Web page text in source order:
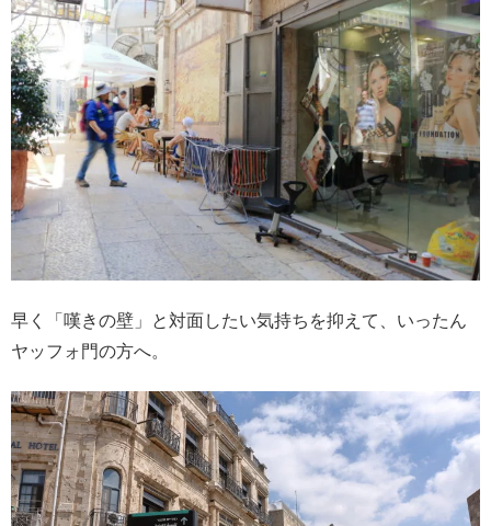
早く「嘆きの壁」と対面したい気持ちを抑えて、いったん
ヤッフォ門の方へ。